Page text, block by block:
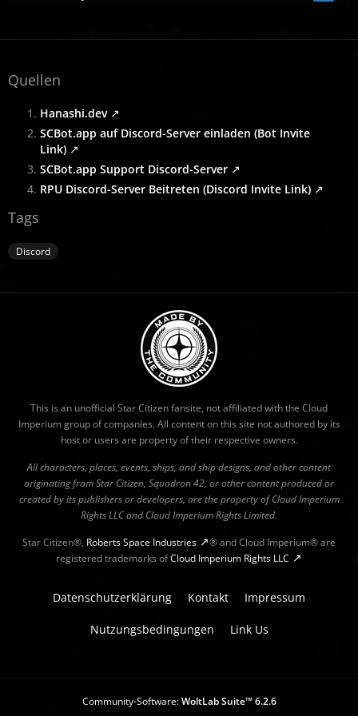
Quellen
Hanashi.dev
SCBot.app auf Discord-Server einladen (Bot Invite
Link)
SCBot.app Support Discord-Server
RPU Discord-Server Beitreten (Discord Invite Link)
Tags
Discord
This is an unofficial Star Citizen fansite, not affiliated with the Cloud
Imperium group of companies. All content on this site not authored by its
host or users are property of their respective owners.
All characters, places, events, ships, and ship designs, and other content
originating from Star Citizen, Squadron 42, or other content produced or
created by its publishers or developers, are the property of Cloud Imperium
Rights LLC and Cloud Imperium Rights Limited.
Star Citizen®, Roberts Space Industries
® and Cloud Imperium® are
registered trademarks ofCloud Imperium Rights LLC
Datenschutzerklärung Kontakt Impressum
Nutzungsbedingungen Link Us
Community-Software:WoltLab Suite™ 6.2.6